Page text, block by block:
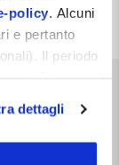
policy. Alcuni
e pertanto
Il periodo
dettagli
puoi